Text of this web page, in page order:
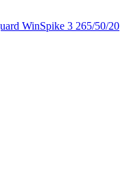
WinSpike 3 265/50/20